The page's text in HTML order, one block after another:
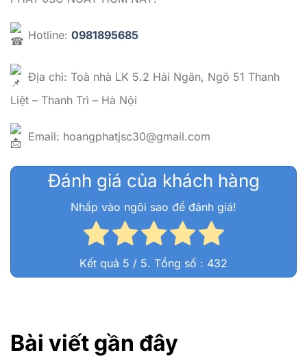
Hotline: 0981895685
Địa chỉ: Toà nhà LK 5.2 Hải Ngân, Ngõ 51 Thanh
Liệt – Thanh Trì – Hà Nội
Email: hoangphatjsc30@gmail.com
Đánh giá của khách hàng
Nhấp vào ngôi sao để đánh giá!
Kết quả 5 / 5. Tổng số : 432
Bài viết gần đây